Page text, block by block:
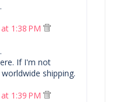
1:38 PM
If I'm not
shipping.
1:39 PM